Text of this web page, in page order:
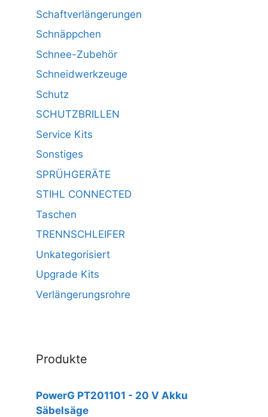
Schaftverlängerungen
Schnäppchen
Schnee-Zubehör
Schneidwerkzeuge
Schutz
SCHUTZBRILLEN
Service Kits
Sonstiges
SPRÜHGERÄTE
STIHL CONNECTED
Taschen
TRENNSCHLEIFER
Unkategorisiert
Upgrade Kits
Verlängerungsrohre
Produkte
PowerG PT201101 - 20 V Akku
Säbelsäge